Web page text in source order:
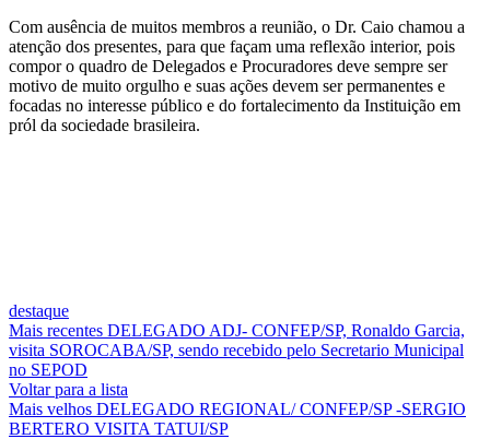
Com ausência de muitos membros a reunião, o Dr. Caio chamou a
atenção dos presentes, para que façam uma reflexão interior, pois
compor o quadro de Delegados e Procuradores deve sempre ser
motivo de muito orgulho e suas ações devem ser permanentes e
focadas no interesse público e do fortalecimento da Instituição em
pról da sociedade brasileira.
destaque
Mais recentes DELEGADO ADJ- CONFEP/SP, Ronaldo Garcia,
visita SOROCABA/SP, sendo recebido pelo Secretario Municipal
no SEPOD
Voltar para a lista
Mais velhos DELEGADO REGIONAL/ CONFEP/SP -SERGIO
BERTERO VISITA TATUI/SP